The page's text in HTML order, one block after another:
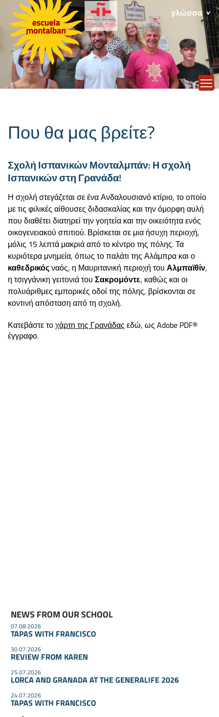
γλώσσα
Που θα μας βρείτε?
Σχολή Ισπανικών Μονταλμπάν: Η σχολή
Ισπανικών στη Γρανάδα!
Η σχολή στεγάζεται σε ένα Ανδαλουσιανό κτίριο, το οποίο
με τις φιλικές αίθουσες διδασκαλίας και την όμορφη αυλή
που διαθέτει διατηρεί την γοητεία και την οικειότητα ενός
οικογενειακού σπιτιού. Βρίσκεται σε μια ήσυχη περιοχή,
μόλις 15 λεπτά μακριά από το κέντρο της πόλης. Τα
κυριότερα μνημεία, όπως το παλάτι της Αλάμπρα και ο
καθεδρικόςναός, η Μαυριτανική περιοχή του Αλμπαϊθίν,
η τσιγγάνικη γειτονιά του Σακρομόντε, καθώς και οι
πολυάριθμες εμπορικές οδοί της πόλης, βρίσκονται σε
κοντινή απόσταση από τη σχολή.
Κατεβάστε τοχάρτη της Γρανάδας εδώ, ως Adobe PDF®
έγγραφο.
NEWS FROM OUR SCHOOL
07.08.2026
TAPAS WITH FRANCISCO
30.07.2026
REVIEW FROM KAREN
25.07.2026
LORCA AND GRANADA AT THE GENERALIFE 2026
24.07.2026
TAPAS WITH FRANCISCO